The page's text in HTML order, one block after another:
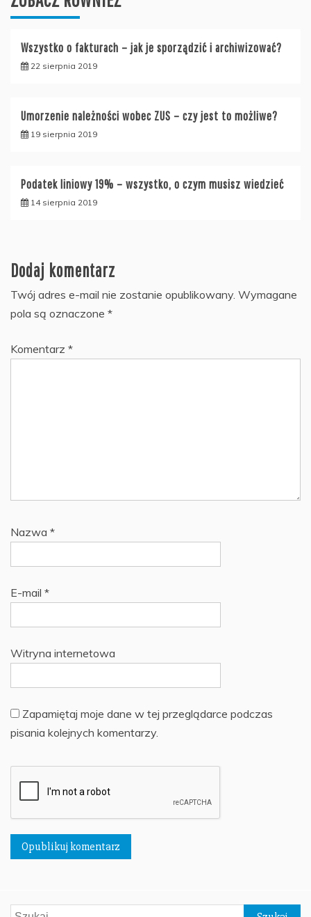
Wszystko o fakturach – jak je sporządzić i archiwizować?
22 sierpnia 2019
Umorzenie należności wobec ZUS – czy jest to możliwe?
19 sierpnia 2019
Podatek liniowy 19% – wszystko, o czym musisz wiedzieć
14 sierpnia 2019
Dodaj komentarz
Twój adres e-mail nie zostanie opublikowany. Wymagane
pola są oznaczone *
Komentarz *
Nazwa *
E-mail *
Witryna internetowa
Zapamiętaj moje dane w tej przeglądarce podczas
pisania kolejnych komentarzy.
Szukaj: